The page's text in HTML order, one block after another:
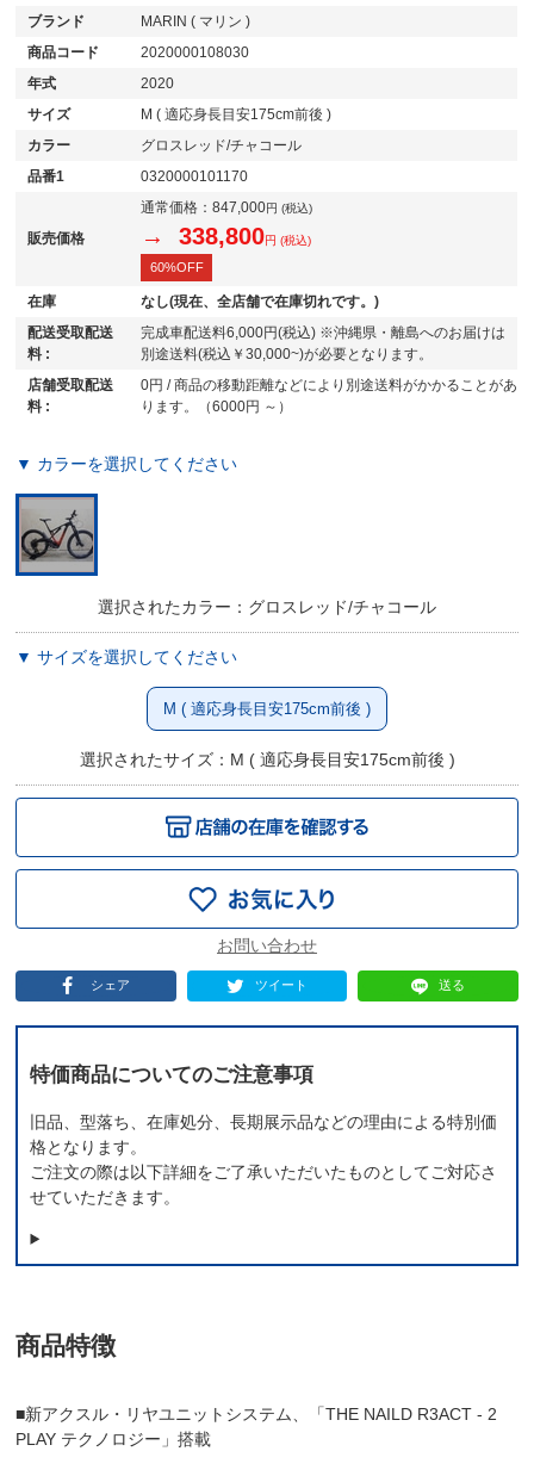
ブランド
MARIN ( マリン )
商品コード
2020000108030
年式
2020
サイズ
M ( 適応身長目安175cm前後 )
カラー
グロスレッド/チャコール
品番1
0320000101170
販売価格
通常価格：847,000円 (税込)
→ 338,800円 (税込)
60%OFF
在庫
なし(現在、全店舗で在庫切れです。)
配送受取配送
料 :
完成車配送料6,000円(税込) ※沖縄県・離島へのお届けは
別途送料(税込￥30,000~)が必要となります。
店舗受取配送
料 :
0円 / 商品の移動距離などにより別途送料がかかることがあ
ります。（6000円 ～）
▼ カラーを選択してください
選択されたカラー：グロスレッド/チャコール
▼ サイズを選択してください
M ( 適応身長目安175cm前後 )
選択されたサイズ：M ( 適応身長目安175cm前後 )
シェア ツイート 送る
特価商品についてのご注意事項
旧品、型落ち、在庫処分、長期展示品などの理由による特別価
格となります。
ご注文の際は以下詳細をご了承いただいたものとしてご対応さ
せていただきます。
商品特徴
■新アクスル・リヤユニットシステム、「THE NAILD R3ACT - 2
PLAY テクノロジー」搭載